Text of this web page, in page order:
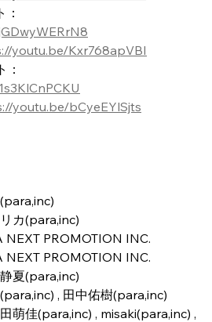
youtu.be/Kxr768apVBI
：
youtu.be/bCyeEYlSjts
カ(para,inc)
PROMOTION INC.
PROMOTION INC.
夏(para,inc)
, 田中佑樹(para,inc)
萌佳(para,inc) , misaki(para,inc) ,